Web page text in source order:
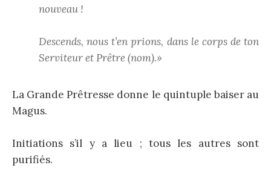
nouveau !
Descends, nous t’en prions, dans le corps de ton
Serviteur et Prêtre (nom).»
La Grande Prêtresse donne le quintuple baiser au
Magus.
Initiations s’il y a lieu ; tous les autres sont
purifiés.